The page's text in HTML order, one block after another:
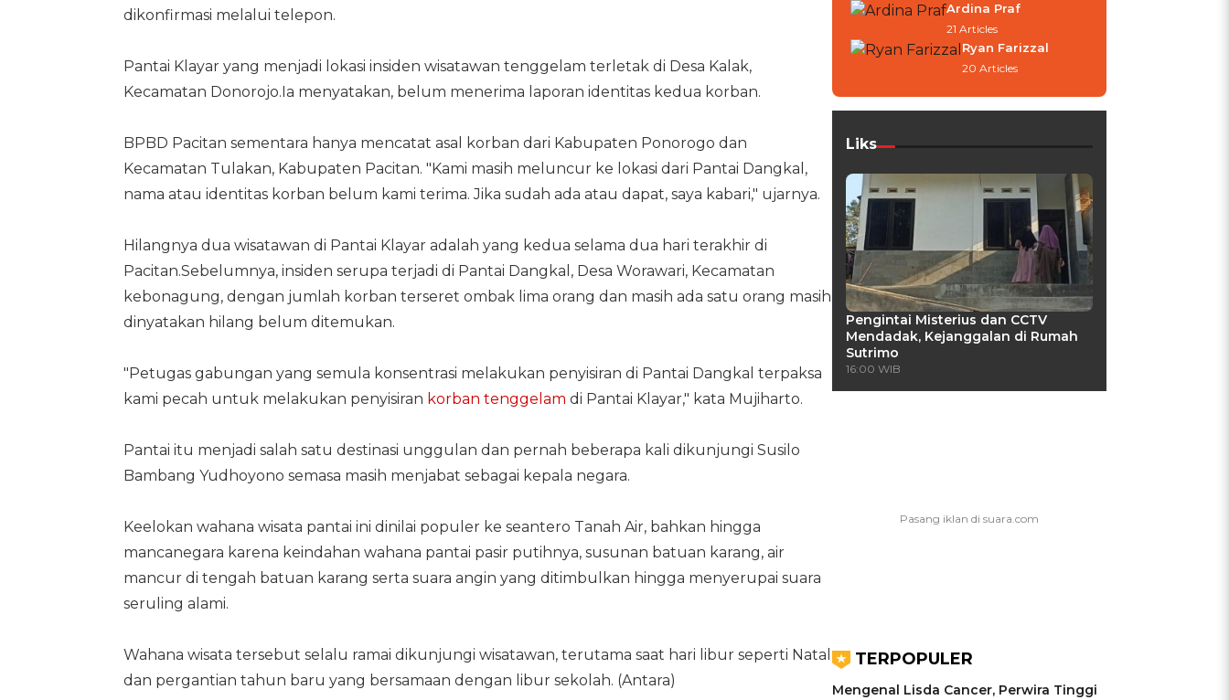
dikonfirmasi melalui telepon.
Pantai Klayar yang menjadi lokasi insiden wisatawan tenggelam terletak di Desa Kalak,
Kecamatan Donorojo.Ia menyatakan, belum menerima laporan identitas kedua korban.
BPBD Pacitan sementara hanya mencatat asal korban dari Kabupaten Ponorogo dan
Kecamatan Tulakan, Kabupaten Pacitan. "Kami masih meluncur ke lokasi dari Pantai Dangkal,
nama atau identitas korban belum kami terima. Jika sudah ada atau dapat, saya kabari," ujarnya.
Hilangnya dua wisatawan di Pantai Klayar adalah yang kedua selama dua hari terakhir di
Pacitan.Sebelumnya, insiden serupa terjadi di Pantai Dangkal, Desa Worawari, Kecamatan
kebonagung, dengan jumlah korban terseret ombak lima orang dan masih ada satu orang masih
dinyatakan hilang belum ditemukan.
"Petugas gabungan yang semula konsentrasi melakukan penyisiran di Pantai Dangkal terpaksa
kami pecah untuk melakukan penyisiran korban tenggelam di Pantai Klayar," kata Mujiharto.
Pantai itu menjadi salah satu destinasi unggulan dan pernah beberapa kali dikunjungi Susilo
Bambang Yudhoyono semasa masih menjabat sebagai kepala negara.
Keelokan wahana wisata pantai ini dinilai populer ke seantero Tanah Air, bahkan hingga
mancanegara karena keindahan wahana pantai pasir putihnya, susunan batuan karang, air
mancur di tengah batuan karang serta suara angin yang ditimbulkan hingga menyerupai suara
seruling alami.
Wahana wisata tersebut selalu ramai dikunjungi wisatawan, terutama saat hari libur seperti Natal
dan pergantian tahun baru yang bersamaan dengan libur sekolah. (Antara)
Ardina Praf
21 Articles
Ryan Farizzal
20 Articles
Liks
Pengintai Misterius dan CCTV
Mendadak, Kejanggalan di Rumah
Sutrimo
16:00 WIB
TERPOPULER
Mengenal Lisda Cancer, Perwira Tinggi